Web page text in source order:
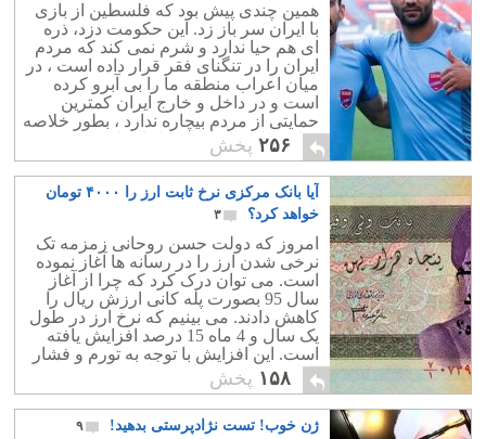
همین چندی پیش بود که فلسطین از بازی
با ایران سر باز زد. این حکومت دزد، ذره
ای هم حیا ندارد و شرم نمی کند که مردم
ایران را در تنگنای فقر قرار داده است ، در
میان اعراب منطقه ما را بی آبرو کرده
است و در داخل و خارج ایران کمترین
حمایتی از مردم بیچاره ندارد ، بطور خلاصه
منافع ملی ما را بباد فنا داده است و
همچنان هم با کمال وقاحت دم از فلسطین
می زند. آیا مردم سیستان و بلوچستان،
کردستان ، خراسان جنوبی، ایلام ، بوشهر و
خوزستان انسان نیستند ؟ پس چرا از منافع
این ملت مظلوم ایران حمایت نکردید؟
فقط فلسطین مظلوم است؟ ما مظلوم
نیستیم؟
۲۵۶ پخش
آیا بانک مرکزی نرخ ثابت ارز را ۴۰۰۰ تومان
خواهد کرد؟
۳
امروز که دولت حسن روحانی زمزمه تک
نرخی شدن ارز را در رسانه ها آغاز نموده
است. می توان درک کرد که چرا از آغاز
سال 95 بصورت پله کانی ارزش ریال را
کاهش دادند. می بینیم که نرخ ارز در طول
یک سال و 4 ماه 15 درصد افزایش یافته
است. این افزایش با توجه به تورم و فشار
بازار طبیعی بوده است. اما برای تک نرخی
شدن ارز کافی نیست! طبیعتاً قطع ارز
دولتی می تواند یک شوک به بازار ایران
باشد و بانک مرکزی برای گذار از دو نرخی
۱۵۸ پخش
ژن خوب! تست نژادپرستی بدهید! ۹